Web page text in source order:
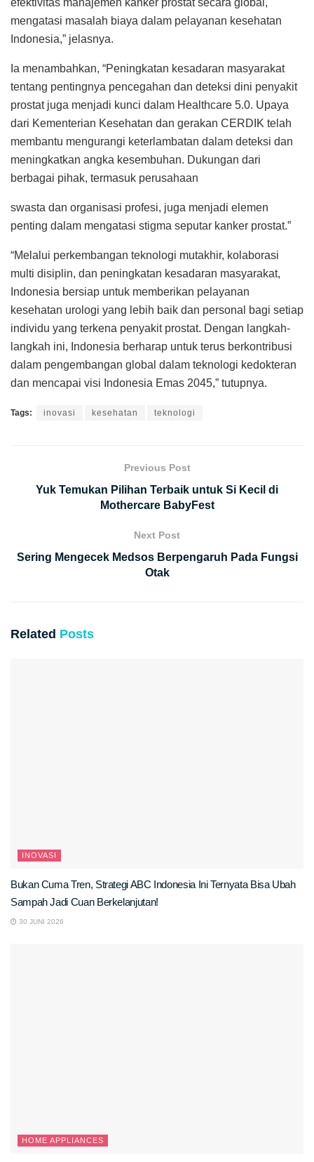
efektivitas manajemen kanker prostat secara global,
mengatasi masalah biaya dalam pelayanan kesehatan
Indonesia,” jelasnya.
Ia menambahkan, “Peningkatan kesadaran masyarakat
tentang pentingnya pencegahan dan deteksi dini penyakit
prostat juga menjadi kunci dalam Healthcare 5.0. Upaya
dari Kementerian Kesehatan dan gerakan CERDIK telah
membantu mengurangi keterlambatan dalam deteksi dan
meningkatkan angka kesembuhan. Dukungan dari
berbagai pihak, termasuk perusahaan
swasta dan organisasi profesi, juga menjadi elemen
penting dalam mengatasi stigma seputar kanker prostat.”
“Melalui perkembangan teknologi mutakhir, kolaborasi
multi disiplin, dan peningkatan kesadaran masyarakat,
Indonesia bersiap untuk memberikan pelayanan
kesehatan urologi yang lebih baik dan personal bagi setiap
individu yang terkena penyakit prostat. Dengan langkah-
langkah ini, Indonesia berharap untuk terus berkontribusi
dalam pengembangan global dalam teknologi kedokteran
dan mencapai visi Indonesia Emas 2045,” tutupnya.
Tags: inovasi kesehatan teknologi
Previous Post
Yuk Temukan Pilihan Terbaik untuk Si Kecil di
Mothercare BabyFest
Next Post
Sering Mengecek Medsos Berpengaruh Pada Fungsi
Otak
Related Posts
INOVASI
Bukan Cuma Tren, Strategi ABC Indonesia Ini Ternyata Bisa Ubah
Sampah Jadi Cuan Berkelanjutan!
30 JUNI 2026
HOME APPLIANCES